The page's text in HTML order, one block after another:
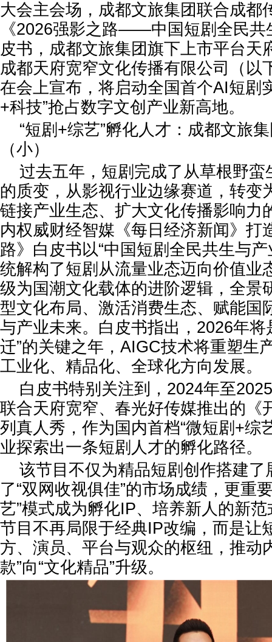
大会主会场，成都文旅集团联合成都
《2026强影之路——中国短剧全民共
皮书，成都文旅集团旗下上市平台天
成都天府宽窄文化传播有限公司（以
在会上宣布，将启动全国首个AI短剧
+科技”抢占数字文创产业新高地。
“短剧+综艺”孵化人才：成都文旅
（小）
过去五年，短剧完成了从草根野蛮
的质变，从影视行业边缘赛道，转变
链接产业生态、扩大文化传播影响力
内权威财经智媒《每日经济新闻》打
路》白皮书以“中国短剧全民共生与
统解构了短剧从流量业态迈向价值业
级为国潮文化载体的进阶逻辑，全景
型文化布局、激活消费生态、赋能国
与产业未来。白皮书指出，2026年将
迁”的关键之年，AIGC技术将重塑生
工业化、精品化、全球化方向发展。
白皮书特别关注到，2024年至
联合天府宽窄、春光好传媒推出的《
列真人秀，作为国内首档“微短剧+综
业探索出一条短剧人才的孵化路径。
该节目不仅为精品短剧创作搭建了
了“双网收视俱佳”的市场成绩，更重
艺”模式成为孵化IP、培养新人的新
节目不再局限于经典IP改编，而是让
方、演员、平台与观众的枢纽，推动
款”向“文化精品”升级。